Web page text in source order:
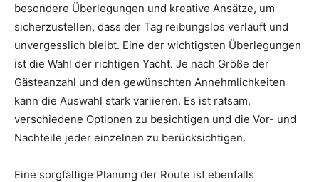
besondere Überlegungen und kreative Ansätze, um
sicherzustellen, dass der Tag reibungslos verläuft und
unvergesslich bleibt. Eine der wichtigsten Überlegungen
ist die Wahl der richtigen Yacht. Je nach Größe der
Gästeanzahl und den gewünschten Annehmlichkeiten
kann die Auswahl stark variieren. Es ist ratsam,
verschiedene Optionen zu besichtigen und die Vor- und
Nachteile jeder einzelnen zu berücksichtigen.
Eine sorgfältige Planung der Route ist ebenfalls